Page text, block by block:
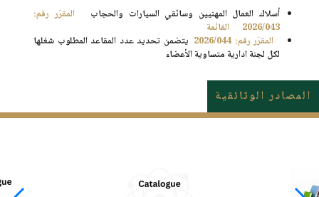
أسلاك العمال المهنيين وسائقي السيارات والحجاب
المقرَر رقم:
2026/043
القائمة
المقرَر رقم: 2026/044
يتضمن تحديد عدد المقاعد المطلوب شغلها
لكل لجنة ادارية متساوية الأعضاء
المصادر الوثائقية